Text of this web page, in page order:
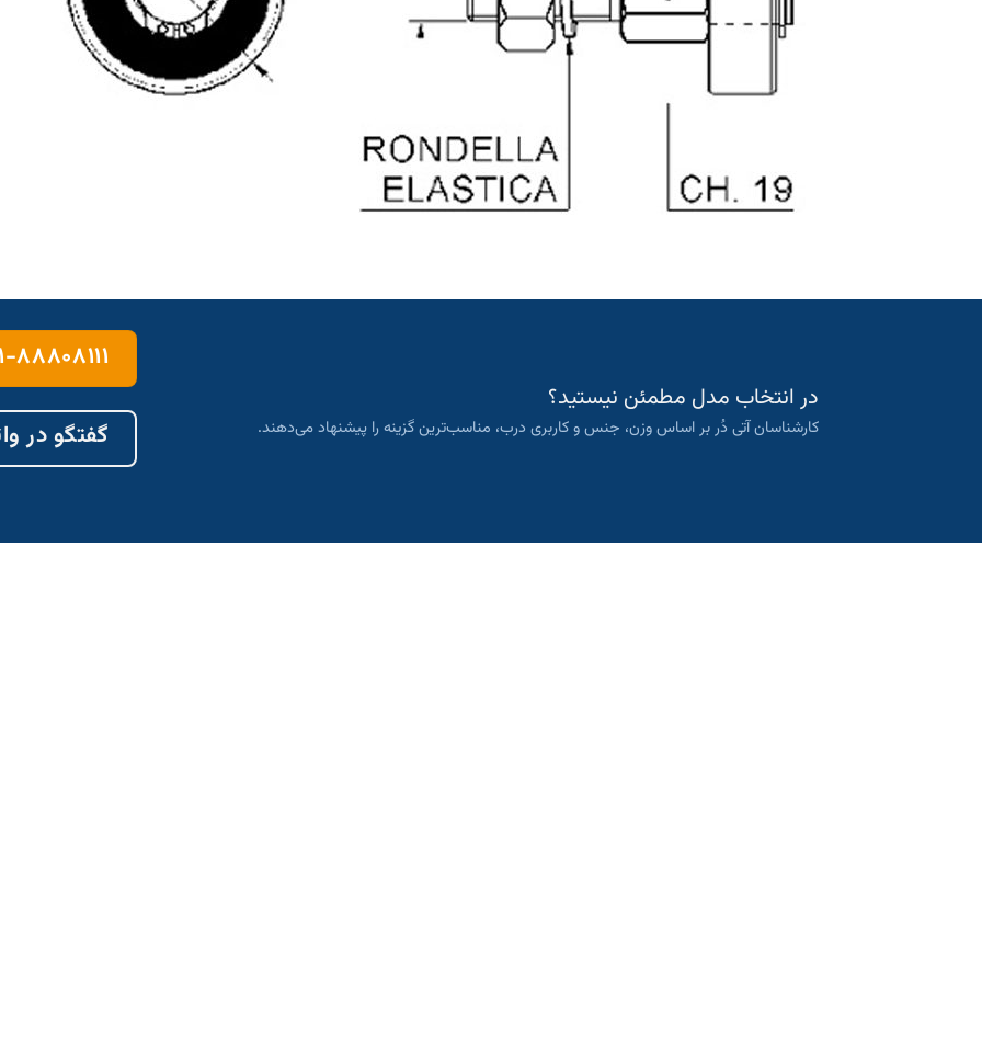
در انتخاب مدل مطمئن نیستید؟
کارشناسان آتی دُر بر اساس وزن، جنس و کاربری درب، مناسب‌ترین گزینه را پیشنهاد می‌دهند.
۰۲۱-
گفتگو در